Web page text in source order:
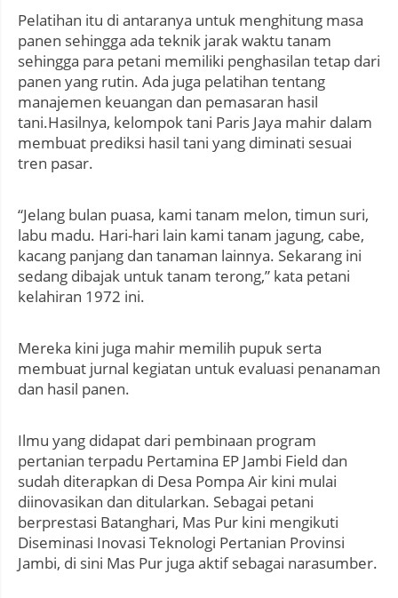
Pelatihan itu di antaranya untuk menghitung masa
panen sehingga ada teknik jarak waktu tanam
sehingga para petani memiliki penghasilan tetap dari
panen yang rutin. Ada juga pelatihan tentang
manajemen keuangan dan pemasaran hasil
tani.Hasilnya, kelompok tani Paris Jaya mahir dalam
membuat prediksi hasil tani yang diminati sesuai
tren pasar.
“Jelang bulan puasa, kami tanam melon, timun suri,
labu madu. Hari-hari lain kami tanam jagung, cabe,
kacang panjang dan tanaman lainnya. Sekarang ini
sedang dibajak untuk tanam terong,” kata petani
kelahiran 1972 ini.
Mereka kini juga mahir memilih pupuk serta
membuat jurnal kegiatan untuk evaluasi penanaman
dan hasil panen.
Ilmu yang didapat dari pembinaan program
pertanian terpadu Pertamina EP Jambi Field dan
sudah diterapkan di Desa Pompa Air kini mulai
diinovasikan dan ditularkan. Sebagai petani
berprestasi Batanghari, Mas Pur kini mengikuti
Diseminasi Inovasi Teknologi Pertanian Provinsi
Jambi, di sini Mas Pur juga aktif sebagai narasumber.